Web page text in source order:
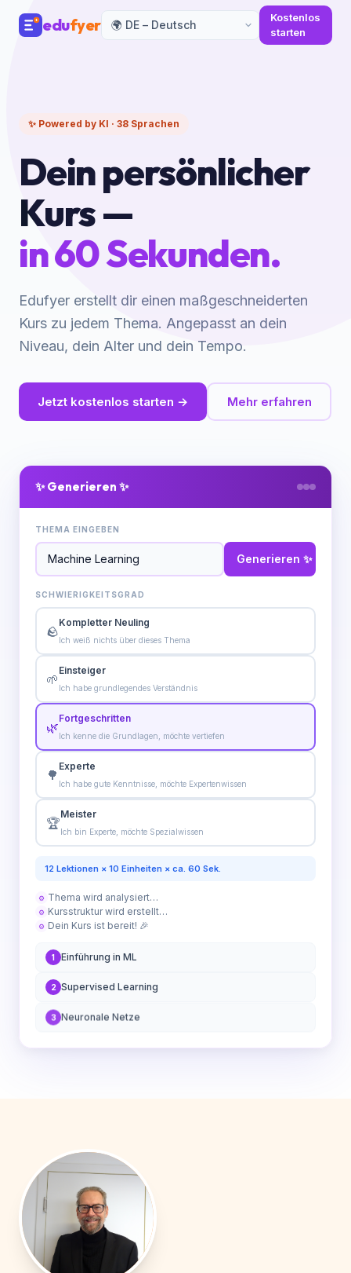
edufyer
Kostenlos
starten
✨ Powered by KI · 38 Sprachen
Dein persönlicher
Kurs —
in 60 Sekunden.
Edufyer erstellt dir einen maßgeschneiderten
Kurs zu jedem Thema. Angepasst an dein
Niveau, dein Alter und dein Tempo.
Jetzt kostenlos starten → Mehr erfahren
✨ Generieren ✨
THEMA EINGEBEN
Generieren ✨
SCHWIERIGKEITSGRAD
🪨
Kompletter Neuling
Ich weiß nichts über dieses Thema
🌱
Einsteiger
Ich habe grundlegendes Verständnis
🌿
Fortgeschritten
Ich kenne die Grundlagen, möchte vertiefen
🌳
Experte
Ich habe gute Kenntnisse, möchte Expertenwissen
🏆
Meister
Ich bin Experte, möchte Spezialwissen
12 Lektionen × 10 Einheiten × ca. 60 Sek.
⚙ Thema wird analysiert…
⚙ Kursstruktur wird erstellt…
⚙ Dein Kurs ist bereit! 🎉
1 Einführung in ML
2 Supervised Learning
3 Neuronale Netze
4 Modelle trainieren